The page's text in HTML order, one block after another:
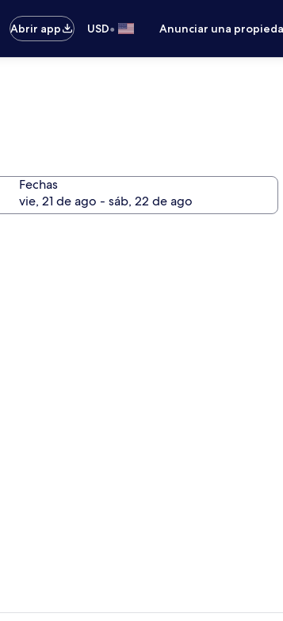
Abrir app USD• Anunciar una
Fechas